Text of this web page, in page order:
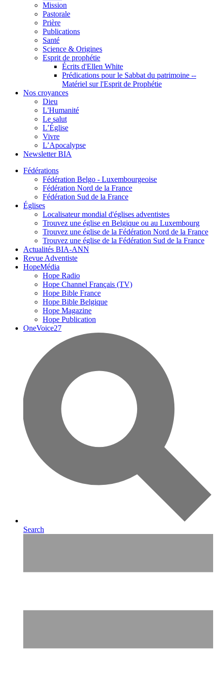
Mission
Pastorale
Prière
Publications
Santé
Science & Origines
Esprit de prophétie
Écrits d'Ellen White
Prédications pour le Sabbat du patrimoine --
Matériel sur l'Esprit de Prophétie
Nos croyances
Dieu
L'Humanité
Le salut
L’Église
Vivre
L’Apocalypse
Newsletter BIA
Fédérations
Fédération Belgo - Luxembourgeoise
Fédération Nord de la France
Fédération Sud de la France
Églises
Localisateur mondial d'églises adventistes
Trouvez une église en Belgique ou au Luxembourg
Trouvez une église de la Fédération Nord de la France
Trouvez une église de la Fédération Sud de la France
Actualités BIA-ANN
Revue Adventiste
HopeMédia
Hope Radio
Hope Channel Français (TV)
Hope Bible France
Hope Bible Belgique
Hope Magazine
Hope Publication
OneVoice27
Search